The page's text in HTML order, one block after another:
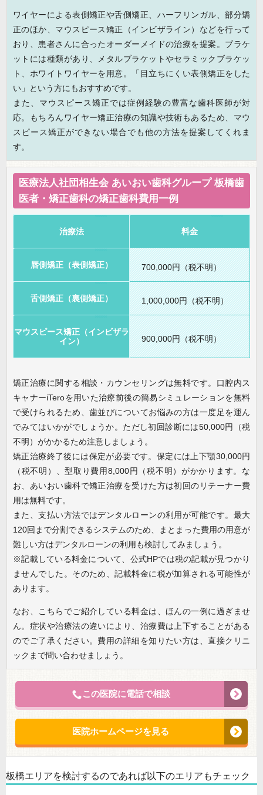
ワイヤーによる表側矯正や舌側矯正、ハーフリンガル、部分矯
正のほか、マウスピース矯正（インビザライン）などを行って
おり、患者さんに合ったオーダーメイドの治療を提案。ブラケ
ットには種類があり、メタルブラケットやセラミックブラケッ
ト、ホワイトワイヤーを用意。「目立ちにくい表側矯正をした
い」という方にもおすすめです。
また、マウスピース矯正では症例経験の豊富な歯科医師が対
応。もちろんワイヤー矯正治療の知識や技術もあるため、マウ
スピース矯正ができない場合でも他の方法を提案してくれま
す。
医療法人社団相生会 あいおい歯科グループ 板橋歯
医者・矯正歯科の矯正歯科費用一例
治療法 料金
唇側矯正（表側矯正） 700,000円（税不明）
舌側矯正（裏側矯正） 1,000,000円（税不明）
マウスピース矯正（インビザラ
イン）
900,000円（税不明）
矯正治療に関する相談・カウンセリングは無料です。口腔内ス
キャナーiTeroを用いた治療前後の簡易シミュレーションを無料
で受けられるため、歯並びについてお悩みの方は一度足を運ん
でみてはいかがでしょうか。ただし初回診断には50,000円（税
不明）がかかるため注意しましょう。
矯正治療終了後には保定が必要です。保定には上下顎30,000円
（税不明）、型取り費用8,000円（税不明）がかかります。な
お、あいおい歯科で矯正治療を受けた方は初回のリテーナー費
用は無料です。
また、支払い方法ではデンタルローンの利用が可能です。最大
120回まで分割できるシステムのため、まとまった費用の用意が
難しい方はデンタルローンの利用も検討してみましょう。
※記載している料金について、公式HPでは税の記載が見つかり
ませんでした。そのため、記載料金に税が加算される可能性が
あります。
なお、こちらでご紹介している料金は、ほんの一例に過ぎませ
ん。症状や治療法の違いにより、治療費は上下することがある
のでご了承ください。費用の詳細を知りたい方は、直接クリニ
ックまで問い合わせましょう。
この医院に電話で相談
医院ホームページを見る
板橋エリアを検討するのであれば以下のエリアもチェック